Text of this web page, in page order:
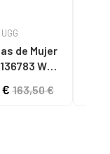
UGG
de Mujer
W
€163,50 €